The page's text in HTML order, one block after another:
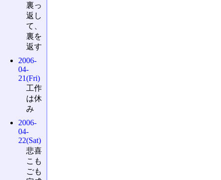
裏っ
返し
て、
裏を
返す
2006-
04-
21(Fri)
工作
は休
み
2006-
04-
22(Sat)
悲喜
こも
ごも